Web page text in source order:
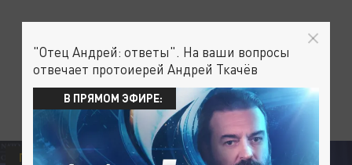
ПОЛИТИКА УКРАИНА
"Отец Андрей: ответы". На ваши вопросы
отвечает протоиерей Андрей Ткачёв
В ПРЯМОМ ЭФИРЕ: